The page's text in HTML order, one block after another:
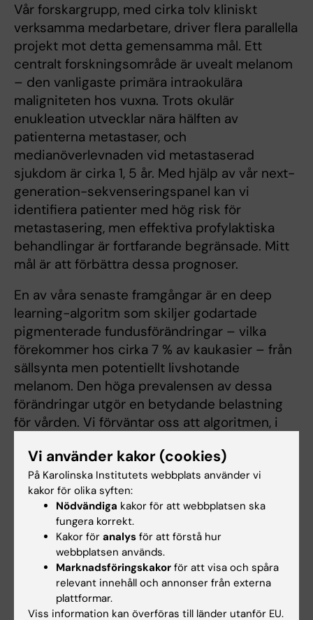
Vår forskargrupp, med cirka tolv kliniskt
verksamma medarbetare, driver flera parallella
projekt mot detta gemensamma mål. Ett
centralt forskningsområde är uvealt melanom
– den vanligaste primära intraokulära
maligniteten hos vuxna. Trots okulär
enukleation utvecklar nära hälften av
patienterna metastaser, och
medianöverlevnaden vid metastaserad
sjukdom är cirka 1, 5 år. Med hjälp av vår next-
generation-sekvenseringspanel kan vi
identifiera patienter med hög risk för
metastasering, men effektiva profylaktiska
behandlingar är fortfarande begränsade. Mitt
mål är att förbättra dessa prognoser.
En av våra senaste framgångar är en deep
learning-algoritm som skiljer godartade
pigmenterade fundusförändringar – vilka
förekommer hos cirka 7 % av kaukasier – från
sällsynta men potentiellt livshotande
melanom. Den höga prevalensen av dessa
förändringar utgör en betydande belastning
för vården. Vi förväntar oss att algoritmen, i
tidig upptäckt av maligna förändringar och
därigenom förbättrade patientutfall.
Jag är dessutom huvudansvarig forskare för
AMUM (clinicaltrials.gov
pågående randomiserade kliniska prövning av
adjuvant melatoninbehandling vid uvealt
melanom.
År 2025 rankades vår forskning om uvealt
Vi använder kakor (cookies)
På Karolinska Institutets webbplats använder vi
kakor för olika syften:
Nödvändiga kakor för att webbplatsen ska
fungera korrekt.
Kakor för analys för att förstå hur
webbplatsen används.
Marknadsföringskakor för att visa och spåra
relevant innehåll och annonser från externa
plattformar.
Viss information kan överföras till länder utanför EU.